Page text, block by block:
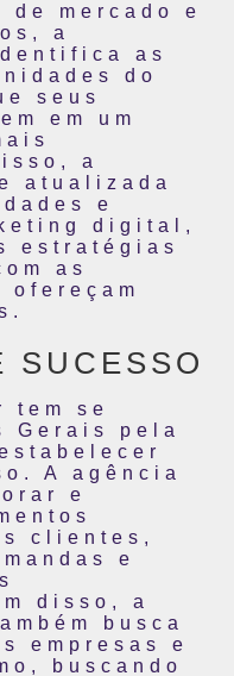
mercado e
a
as
do
seus
em um
a
atualizada
e
digital,
estratégias
as
SUCESSO
tem se
Gerais pela
A agência
e
clientes,
e
disso, a
busca
empresas e
buscando